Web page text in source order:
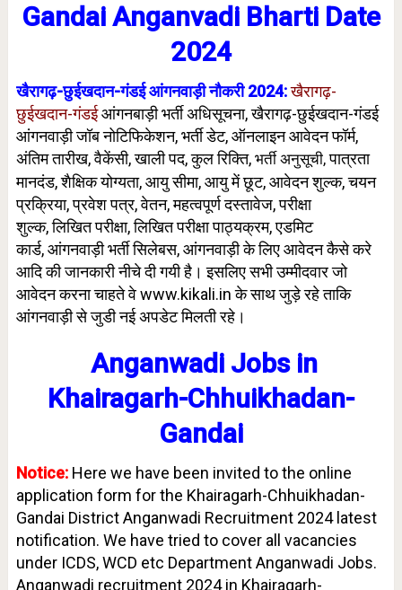
Gandai Anganvadi Bharti Date
2024
खैरागढ़-छुईखदान-गंडई आंगनवाड़ी नौकरी 2024:खैरागढ़-
छुईखदान-गंडईआंगनबाड़ी भर्ती अधिसूचना, खैरागढ़-छुईखदान-गंडई
आंगनवाड़ी जॉब नोटिफिकेशन, भर्ती डेट, ऑनलाइन आवेदन फॉर्म,
अंतिम तारीख, वैकेंसी, खाली पद, कुल रिक्ति, भर्ती अनुसूची,पात्रता
मानदंड, शैक्षिक योग्यता,आयु सीमा, आयु में छूट, आवेदन शुल्क, चयन
प्रक्रिया,प्रवेश पत्र, वेतन, महत्वपूर्ण दस्तावेज,परीक्षा
शुल्क,लिखित परीक्षा,लिखित परीक्षा पाठ्यक्रम, एडमिट
कार्ड,आंगनवाड़ी भर्ती सिलेबस, आंगनवाड़ी के लिए आवेदन कैसे करे
आदि की जानकारी नीचे दी गयी है। इसलिए सभी उम्मीदवार जो
आवेदन करना चाहते वे www.kikali.in के साथ जुड़े रहे ताकि
आंगनवाड़ी से जुडी नई अपडेट मिलती रहे।
Anganwadi Jobs in
Khairagarh-Chhuikhadan-
Gandai
Notice: Here we have been invited to the online
application form for the Khairagarh-Chhuikhadan-
Gandai District Anganwadi Recruitment 2024 latest
notification. We have tried to cover all vacancies
under ICDS, WCD etc Department Anganwadi Jobs.
Anganwadi recruitment 2024 in Khairagarh-